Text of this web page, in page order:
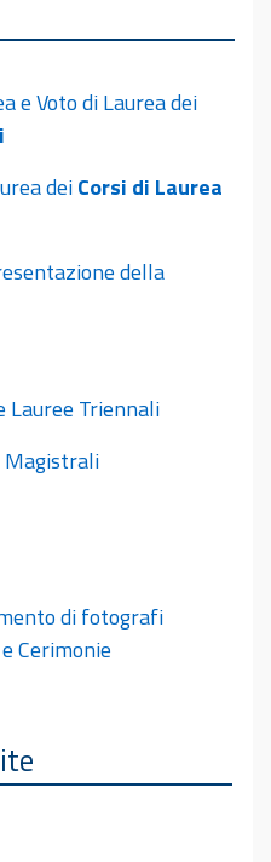
e Voto di Laurea dei
deiCorsi di Laurea
della
Lauree Triennali
Magistrali
di fotografi
Cerimonie